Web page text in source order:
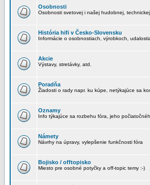
Osobnosti
Osobnosti svetovej i našej hudobnej,
História hifi v Česko-Slovensku
Informácie o osobnostiach, výrobkoch,
Akcie
Výstavy, stretávky, atd.
Poradňa
Žiadosti o rady napr. ku kúpe, netýkajúce sa
Oznamy
Info týkajúce sa rozbehu fóra, jeho
Námety
Návrhy na úpravy, vylepšenie funkčnosti fóra
Bojisko / offtopisko
Miesto pre osobné potyčky a off-topic temy :-)